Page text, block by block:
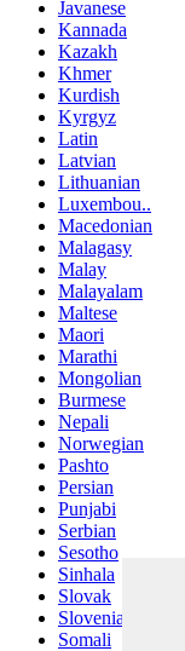
Javanese
Kannada
Kazakh
Khmer
Kurdish
Kyrgyz
Latin
Latvian
Lithuanian
Luxembou..
Macedonian
Malagasy
Malay
Malayalam
Maltese
Maori
Marathi
Mongolian
Burmese
Nepali
Norwegian
Pashto
Persian
Punjabi
Serbian
Sesotho
Sinhala
Slovak
Slovenian
Somali